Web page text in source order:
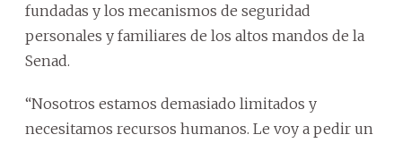
fundadas y los mecanismos de seguridad
personales y familiares de los altos mandos de la
Senad.
“Nosotros estamos demasiado limitados y
necesitamos recursos humanos. Le voy a pedir un